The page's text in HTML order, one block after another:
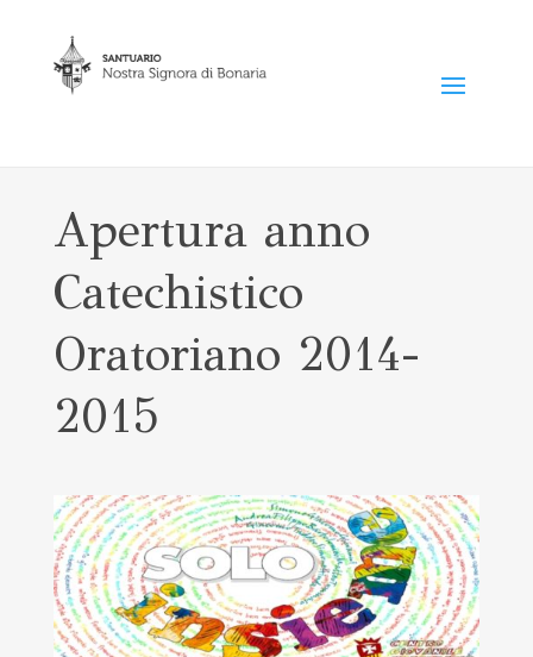
Apertura anno
Catechistico
Oratoriano 2014-
2015